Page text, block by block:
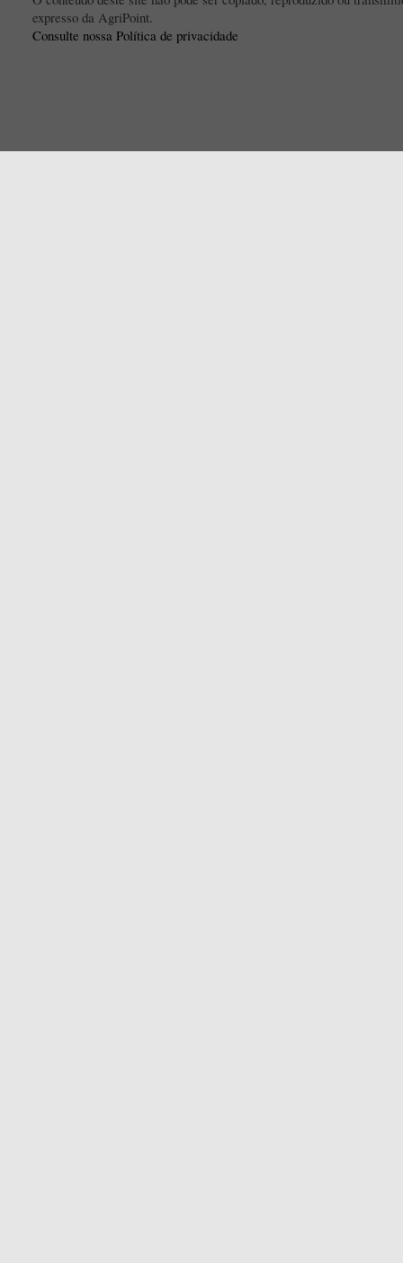
expresso da AgriPoint.
Consulte nossa Política de privacidade